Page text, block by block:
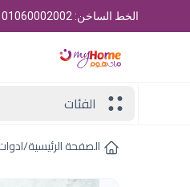
الخط الساخن: 01060002002
الفئات
الصفحة الرئيسية/